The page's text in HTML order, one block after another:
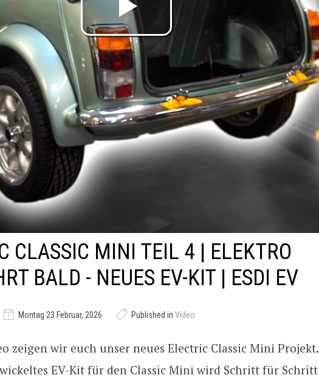
CLASSIC MINI TEIL 4 | ELEKTRO
BALD - NEUES EV-KIT | ESDI EV
Montag 23 Februar, 2026 Published in Video
zeigen wir euch unser neues Electric Classic Mini Projekt.
EV-Kit für den Classic Mini wird Schritt für Schritt